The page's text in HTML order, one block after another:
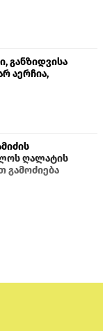
განზიდვისა
აერჩია,
ღალატის
გამოძიება